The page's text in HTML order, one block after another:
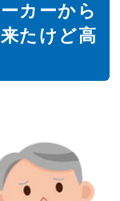
カーから
たけど高